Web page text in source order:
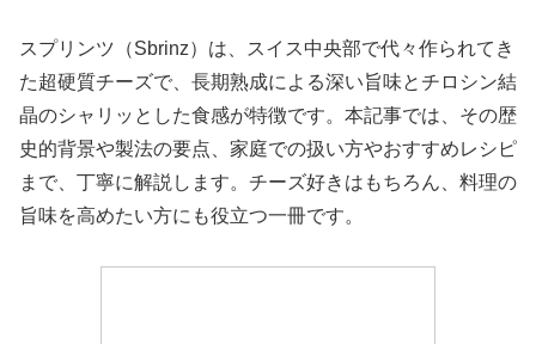
スプリンツ（Sbrinz）は、スイス中央部で代々作られてき
た超硬質チーズで、長期熟成による深い旨味とチロシン結
晶のシャリッとした食感が特徴です。本記事では、その歴
史的背景や製法の要点、家庭での扱い方やおすすめレシピ
まで、丁寧に解説します。チーズ好きはもちろん、料理の
旨味を高めたい方にも役立つ一冊です。